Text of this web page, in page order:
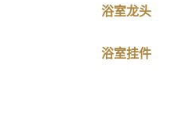
浴室龙头
浴室挂件